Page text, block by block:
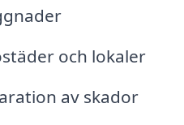
och lokaler
av skador